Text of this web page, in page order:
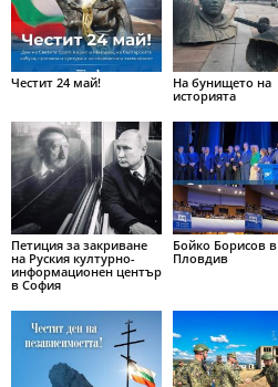
Честит 24 май!
На бунището на
историята
Петиция за закриване
на Руския културно-
информационен център
в София
Бойко Борисов в
Пловдив